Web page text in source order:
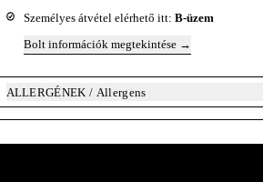
Személyes átvétel elérhető itt: B-üzem
Bolt információk megtekintése
ALLERGÉNEK / Allergens